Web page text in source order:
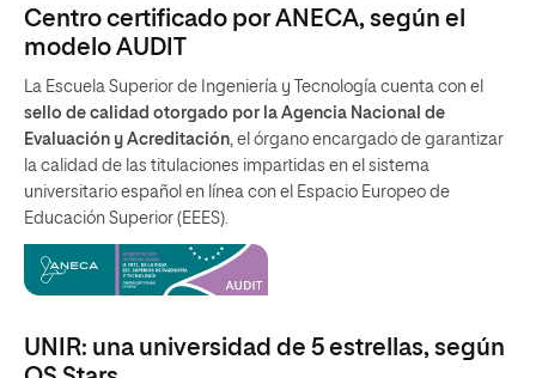
Centro certificado por ANECA, según el
modelo AUDIT
La Escuela Superior de Ingeniería y Tecnología cuenta con el
sello de calidad otorgado por la Agencia Nacional de
Evaluación y Acreditación, el órgano encargado de garantizar
la calidad de las titulaciones impartidas en el sistema
universitario español en línea con el Espacio Europeo de
Educación Superior (EEES).
UNIR: una universidad de 5 estrellas, según